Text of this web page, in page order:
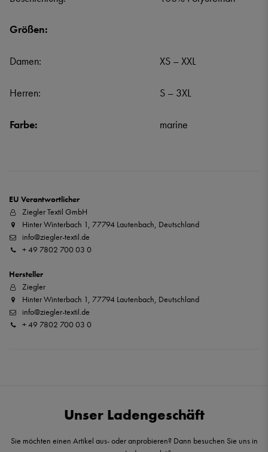
Größen:
Damen: XS – XXL
Herren: S – 3XL
Farbe: marine
EU Verantwortlicher
Ziegler Textil GmbH
Hinter Winterbach 1, 77794 Lautenbach, Deutschland
info@ziegler-textil.de
+ 49 7802 700 03 0
Hersteller
Ziegler
Hinter Winterbach 1, 77794 Lautenbach, Deutschland
info@ziegler-textil.de
+ 49 7802 700 03 0
Unser Ladengeschäft
Sie möchten einen Artikel aus- oder anprobieren? Dann besuchen Sie uns in